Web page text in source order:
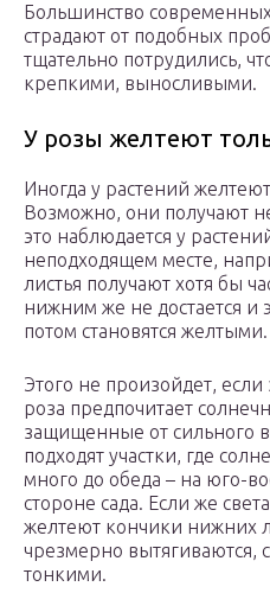
Большинство
страдают от подобных
тщательно потрудились,
крепкими, выносливыми.
У розы желтеют
Иногда у растений
Возможно, они получают
это наблюдается у
неподходящем месте,
листья получают хотя бы
нижним же не достается и
потом становятся желтыми.
Этого не произойдет, если
роза предпочитает
защищенные от сильного
подходят участки, где
много до обеда – на юго-
стороне сада. Если же
желтеют кончики нижних
чрезмерно вытягиваются,
тонкими.